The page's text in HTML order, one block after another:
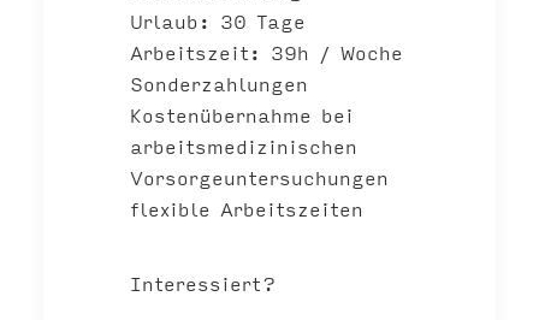
Urlaub: 30 Tage
Arbeitszeit: 39h / Woche
Sonderzahlungen
Kostenübernahme bei
arbeitsmedizinischen
Vorsorgeuntersuchungen
flexible Arbeitszeiten
Interessiert?